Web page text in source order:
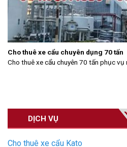
DỊCH VỤ
Cho thuê xe cẩu Kato
Cho thuê xe cẩu chuyên dụng 70 tấn
Cho thuê xe cẩu chuyên 70 tấn phục vụ